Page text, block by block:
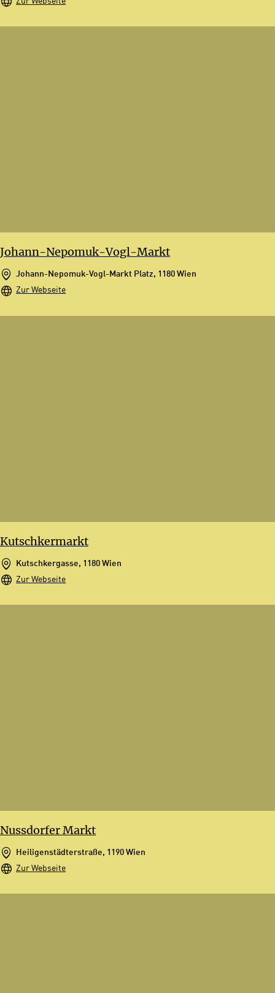
Johann-Nepomuk-Vogl-Markt
Johann-Nepomuk-Vogl-Markt Platz, 1180 Wien
Zur Webseite
Kutschkermarkt
Kutschkergasse, 1180 Wien
Zur Webseite
Nussdorfer Markt
Heiligenstädterstraße, 1190 Wien
Zur Webseite